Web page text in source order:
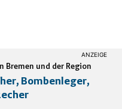
Bremen und der Region
Bombenleger,